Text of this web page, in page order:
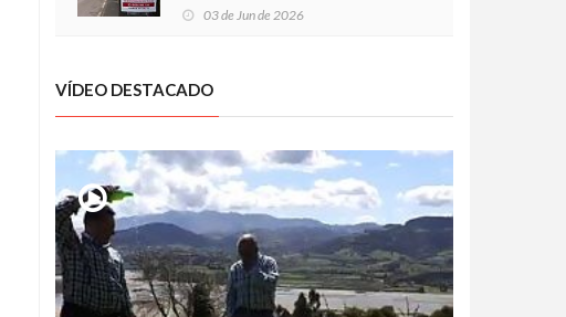
03 de Jun de 2026
VÍDEO DESTACADO